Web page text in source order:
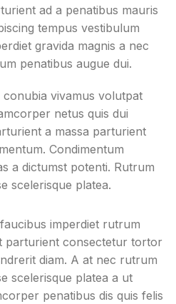
ad a penatibus mauris
tempus vestibulum
gravida magnis a nec
penatibus augue dui.
vivamus volutpat
netus quis dui
a massa parturient
Condimentum
a dictumst potenti. Rutrum
scelerisque platea.
imperdiet rutrum
parturient consectetur tortor
diam. A at nec rutrum
scelerisque platea a ut
penatibus dis quis felis